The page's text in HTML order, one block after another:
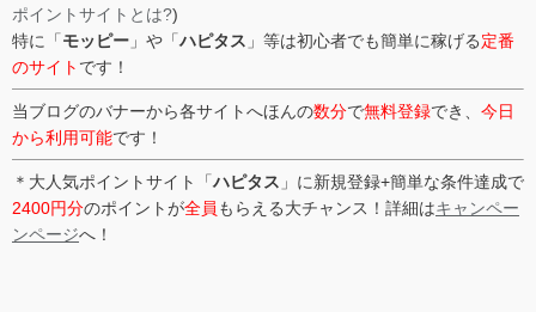
ポイントサイトとは?)
特に「モッピー 」や「ハピタス 」等は初心者でも簡単に稼げる定番
のサイト です！
当ブログのバナーから各サイトへほんの数分で無料登録でき、 今日
から利用可能です！
＊大人気ポイントサイト「ハピタス 」に新規登録+簡単な条件達成で
2400円分のポイントが全員 もらえる大チャンス！詳細はキャンペー
ンページへ！